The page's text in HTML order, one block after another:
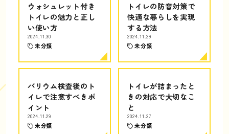
ウォシュレット付き
トイレの魅力と正し
い使い方
2024.11.30
未分類
トイレの防音対策で
快適な暮らしを実現
する方法
2024.11.29
未分類
バリウム検査後のト
イレで注意すべきポ
イント
2024.11.29
未分類
トイレが詰まったと
きの対応で大切なこ
と
2024.11.27
未分類